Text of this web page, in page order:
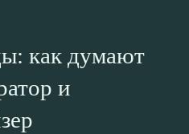
как думают
и